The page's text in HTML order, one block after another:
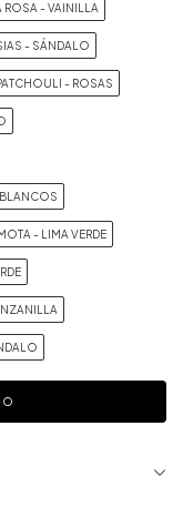
ROSA - VAINILLA
- SÁNDALO
- ROSAS
- LIMA VERDE